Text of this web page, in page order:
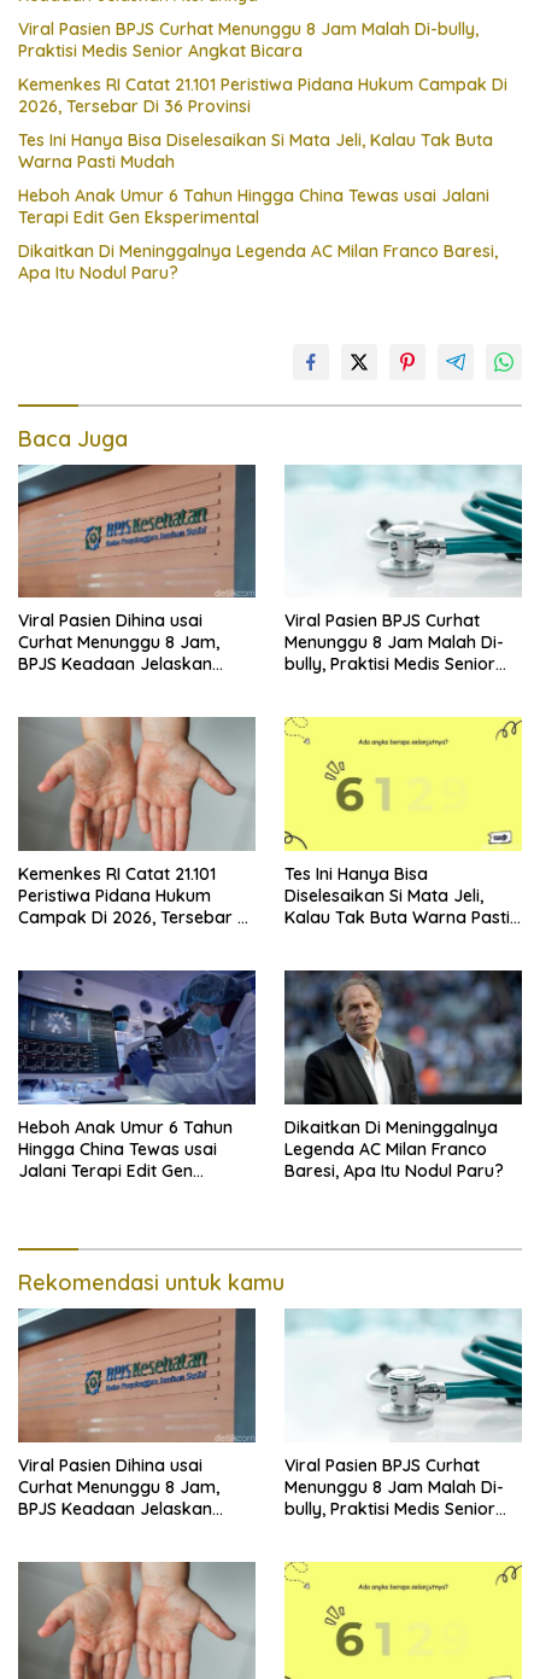
Viral Pasien BPJS Curhat Menunggu 8 Jam Malah Di-bully,
Praktisi Medis Senior Angkat Bicara
Kemenkes RI Catat 21.101 Peristiwa Pidana Hukum Campak Di
2026, Tersebar Di 36 Provinsi
Tes Ini Hanya Bisa Diselesaikan Si Mata Jeli, Kalau Tak Buta
Warna Pasti Mudah
Heboh Anak Umur 6 Tahun Hingga China Tewas usai Jalani
Terapi Edit Gen Eksperimental
Dikaitkan Di Meninggalnya Legenda AC Milan Franco Baresi,
Apa Itu Nodul Paru?
Baca Juga
Viral Pasien Dihina usai
Curhat Menunggu 8 Jam,
BPJS Keadaan Jelaskan
Viral Pasien BPJS Curhat
Menunggu 8 Jam Malah Di-
bully, Praktisi Medis Senior
Kemenkes RI Catat 21.101
Peristiwa Pidana Hukum
Campak Di 2026, Tersebar Di
Tes Ini Hanya Bisa
Diselesaikan Si Mata Jeli,
Kalau Tak Buta Warna Pasti
Heboh Anak Umur 6 Tahun
Hingga China Tewas usai
Jalani Terapi Edit Gen
Dikaitkan Di Meninggalnya
Legenda AC Milan Franco
Baresi, Apa Itu Nodul Paru?
Rekomendasi untuk kamu
Viral Pasien Dihina usai
Curhat Menunggu 8 Jam,
BPJS Keadaan Jelaskan
Viral Pasien BPJS Curhat
Menunggu 8 Jam Malah Di-
bully, Praktisi Medis Senior